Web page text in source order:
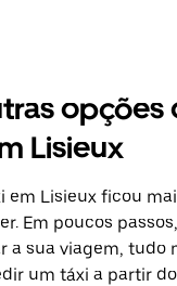
opções
Lisieux
em Lisieux ficou
Em poucos
a sua viagem, tudo
um táxi a partir